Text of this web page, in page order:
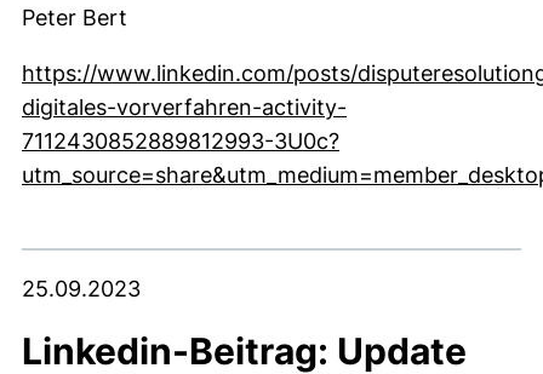
Peter Bert
https://www.linkedin.com/posts/
digitales-vorverfahren-activity-
7112430852889812993-3U0c?
25.09.2023
Linkedin-Beitrag: Update